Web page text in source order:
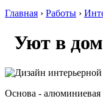
Главная › Работы ›
Уют в
Основа - алюминиевая